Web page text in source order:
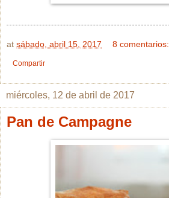
at sábado, abril 15, 2017 8 comentarios:
Compartir
miércoles, 12 de abril de 2017
Pan de Campagne